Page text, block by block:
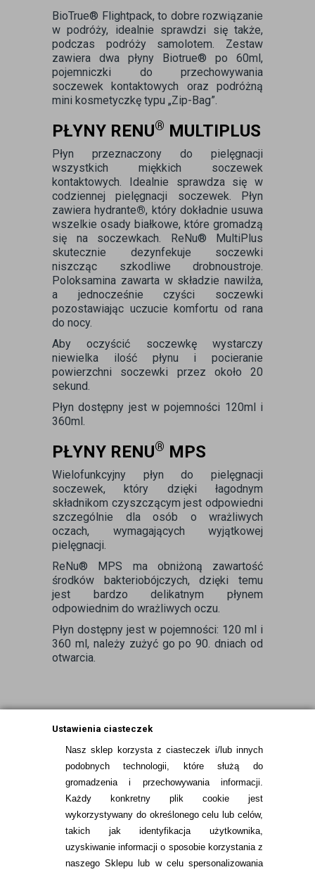
Ustawienia ciasteczek
Nasz sklep korzysta z ciasteczek i/lub innych
podobnych technologii, które służą do
gromadzenia i przechowywania informacji.
Każdy konkretny plik cookie jest
wykorzystywany do określonego celu lub celów,
takich jak identyfikacja użytkownika,
uzyskiwanie informacji o sposobie korzystania z
naszego Sklepu lub w celu spersonalizowania
BioTrue® Flightpack, to dobre rozwiązanie
w podróży, idealnie sprawdzi się także,
podczas podróży samolotem. Zestaw
zawiera dwa płyny Biotrue® po 60ml,
pojemniczki do przechowywania
soczewek kontaktowych oraz podróżną
mini kosmetyczkę typu „Zip-Bag”.
PŁYNY RENU® MULTIPLUS
Płyn przeznaczony do pielęgnacji
wszystkich miękkich soczewek
kontaktowych. Idealnie sprawdza się w
codziennej pielęgnacji soczewek. Płyn
zawiera hydrante®, który dokładnie usuwa
wszelkie osady białkowe, które gromadzą
się na soczewkach. ReNu® MultiPlus
skutecznie dezynfekuje soczewki
niszcząc szkodliwe drobnoustroje.
Poloksamina zawarta w składzie nawilża,
a jednocześnie czyści soczewki
pozostawiając uczucie komfortu od rana
do nocy.
Aby oczyścić soczewkę wystarczy
niewielka ilość płynu i pocieranie
powierzchni soczewki przez około 20
sekund.
Płyn dostępny jest w pojemności 120ml i
360ml.
PŁYNY RENU® MPS
Wielofunkcyjny płyn do pielęgnacji
soczewek, który dzięki łagodnym
składnikom czyszczącym jest odpowiedni
szczególnie dla osób o wrażliwych
oczach, wymagających wyjątkowej
pielęgnacji.
ReNu® MPS ma obniżoną zawartość
środków bakteriobójczych, dzięki temu
jest bardzo delikatnym płynem
odpowiednim do wrażliwych oczu.
Płyn dostępny jest w pojemności: 120 ml i
360 ml, należy zużyć go po 90. dniach od
otwarcia.
INFORMACJE KONTAKTOWE
JAK ZAMAWIAĆ?
ZWROTY I REKLAMACJA
WARUNKI ZAKUPÓW